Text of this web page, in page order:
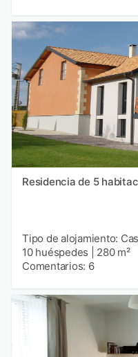
Residencia de 5
Tipo de alojamiento:
10 huéspedes
280 m²
Comentarios: 6